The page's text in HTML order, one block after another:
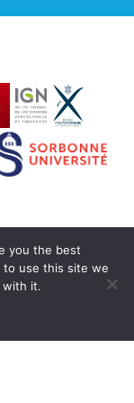
(Service de
you the best
use this site we
with it.